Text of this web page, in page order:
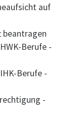
auf
beantragen
Berufe -
Berufe -
-